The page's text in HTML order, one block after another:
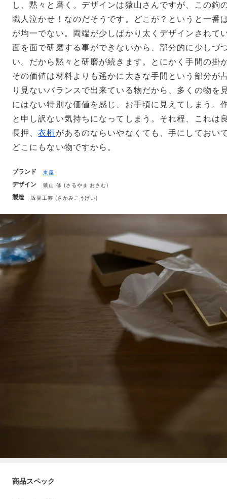
し、黙々と磨く。デザインは猿山さんですが、この鉤
職人泣かせ！なのだそうです。どこが？というと一番
が均一でない。両端が少しばかり太くデザインされて
面を面で研磨する事ができないから、部分的に少しづ
い。だから黙々と研磨が続きます。とにかく手間の掛
その価値は材料よりも遥かに大きな手間という部分が
り見ないバランスで出来ている物だから、多くの物を
にはない特別な価値を感じ、お手頃に見えてしまう。
と申し訳ない気持ちになってしまう。それ程、これは
長押、衣桁があるのならいやなくても、手にしておい
どこにもない物ですから。
ブランド 東屋
デザイン 猿山 修 (さるやま おさむ)
製造 坂見工芸 (さかみこうげい)
商品スペック